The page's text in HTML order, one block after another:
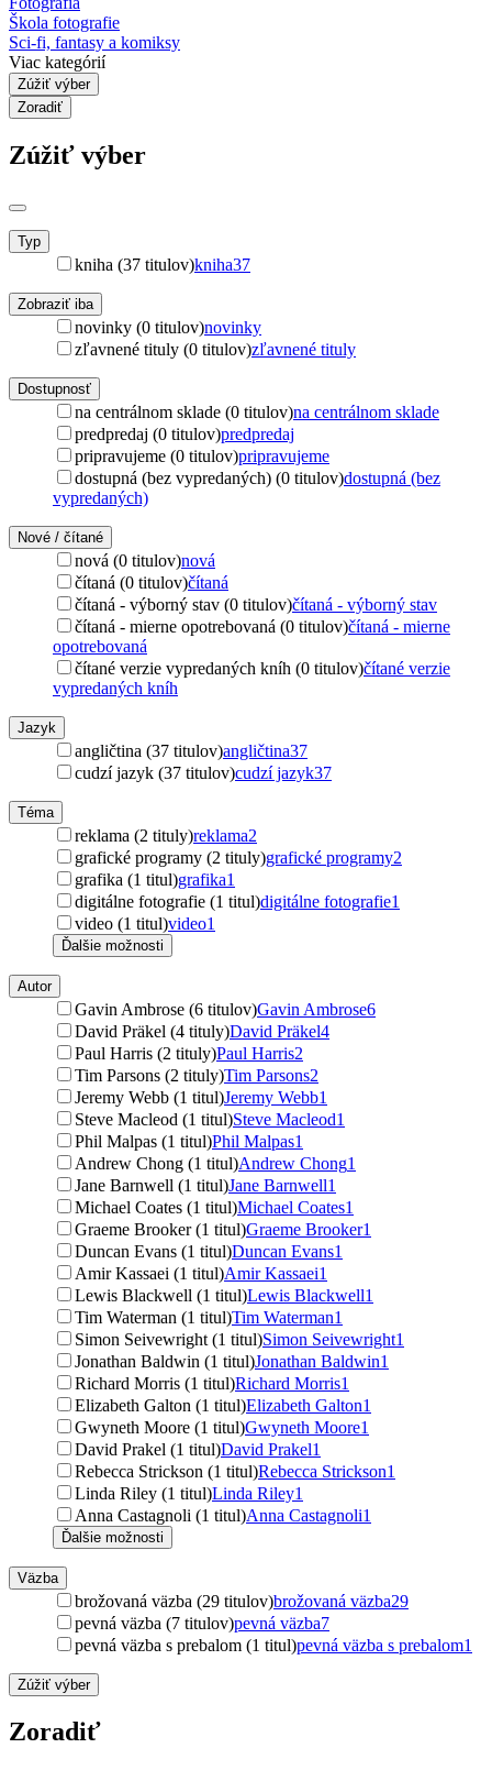
Škola fotografie
Sci-fi, fantasy a komiksy
Viac kategórií
Zúžiť výber
Zoradiť
Zúžiť výber
Typ
kniha (37 titulov)kniha37
Zobraziť iba
novinky (0 titulov)novinky
zľavnené tituly (0 titulov)zľavnené tituly
Dostupnosť
na centrálnom sklade (0 titulov)na centrálnom sklade
predpredaj (0 titulov)predpredaj
pripravujeme (0 titulov)pripravujeme
dostupná (bez vypredaných) (0 titulov)dostupná (bez
vypredaných)
Nové / čítané
nová (0 titulov)nová
čítaná (0 titulov)čítaná
čítaná - výborný stav (0 titulov)čítaná - výborný stav
čítaná - mierne opotrebovaná (0 titulov)čítaná - mierne
opotrebovaná
čítané verzie vypredaných kníh (0 titulov)čítané verzie
vypredaných kníh
Jazyk
angličtina (37 titulov)angličtina37
cudzí jazyk (37 titulov)cudzí jazyk37
Téma
reklama (2 tituly)reklama2
grafické programy (2 tituly)grafické programy2
grafika (1 titul)grafika1
digitálne fotografie (1 titul)digitálne fotografie1
video (1 titul)video1
Ďalšie možnosti
Autor
Gavin Ambrose (6 titulov)Gavin Ambrose6
David Präkel (4 tituly)David Präkel4
Paul Harris (2 tituly)Paul Harris2
Tim Parsons (2 tituly)Tim Parsons2
Jeremy Webb (1 titul)Jeremy Webb1
Steve Macleod (1 titul)Steve Macleod1
Phil Malpas (1 titul)Phil Malpas1
Andrew Chong (1 titul)Andrew Chong1
Jane Barnwell (1 titul)Jane Barnwell1
Michael Coates (1 titul)Michael Coates1
Graeme Brooker (1 titul)Graeme Brooker1
Duncan Evans (1 titul)Duncan Evans1
Amir Kassaei (1 titul)Amir Kassaei1
Lewis Blackwell (1 titul)Lewis Blackwell1
Tim Waterman (1 titul)Tim Waterman1
Simon Seivewright (1 titul)Simon Seivewright1
Jonathan Baldwin (1 titul)Jonathan Baldwin1
Richard Morris (1 titul)Richard Morris1
Elizabeth Galton (1 titul)Elizabeth Galton1
Gwyneth Moore (1 titul)Gwyneth Moore1
David Prakel (1 titul)David Prakel1
Rebecca Strickson (1 titul)Rebecca Strickson1
Linda Riley (1 titul)Linda Riley1
Anna Castagnoli (1 titul)Anna Castagnoli1
Ďalšie možnosti
Väzba
brožovaná väzba (29 titulov)brožovaná väzba29
pevná väzba (7 titulov)pevná väzba7
pevná väzba s prebalom (1 titul)pevná väzba s prebalom1
Zúžiť výber
Zoradiť